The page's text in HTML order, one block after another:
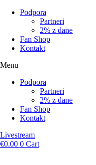
Podpora
Partneri
2% z dane
Fan Shop
Kontakt
Menu
Podpora
Partneri
2% z dane
Fan Shop
Kontakt
Livestream
€0.00 0 Cart